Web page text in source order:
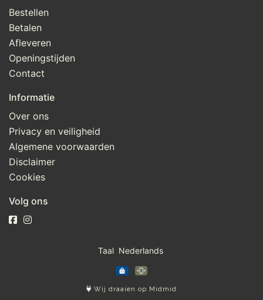
Bestellen
Betalen
Afleveren
Openingstijden
Contact
Informatie
Over ons
Privacy en veiligheid
Algemene voorwaarden
Disclaimer
Cookies
Volg ons
Taal
Wij draaien op Midmid